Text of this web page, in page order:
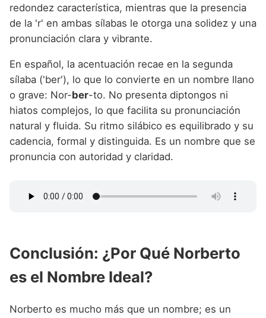
redondez característica, mientras que la presencia
de la 'r' en ambas sílabas le otorga una solidez y una
pronunciación clara y vibrante.
En español, la acentuación recae en la segunda
sílaba ('ber'), lo que lo convierte en un nombre llano
o grave: Nor-ber-to. No presenta diptongos ni
hiatos complejos, lo que facilita su pronunciación
natural y fluida. Su ritmo silábico es equilibrado y su
cadencia, formal y distinguida. Es un nombre que se
pronuncia con autoridad y claridad.
Conclusión: ¿Por Qué Norberto
es el Nombre Ideal?
Norberto es mucho más que un nombre; es un